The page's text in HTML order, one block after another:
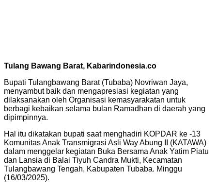
Tulang Bawang Barat, Kabarindonesia.co
Bupati Tulangbawang Barat (Tubaba) Novriwan Jaya,
menyambut baik dan mengapresiasi kegiatan yang
dilaksanakan oleh Organisasi kemasyarakatan untuk
berbagi kebaikan selama bulan Ramadhan di daerah yang
dipimpinnya.
Hal itu dikatakan bupati saat menghadiri KOPDAR ke -13
Komunitas Anak Transmigrasi Asli Way Abung II (KATAWA)
dalam menggelar kegiatan Buka Bersama Anak Yatim Piatu
dan Lansia di Balai Tiyuh Candra Mukti, Kecamatan
Tulangbawang Tengah, Kabupaten Tubaba. Minggu
(16/03/2025).